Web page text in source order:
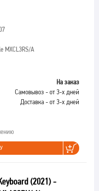
MXCL3RS/A
На заказ
Самовывоз - от 3-х дней
Доставка - от 3-х дней
(2021) -